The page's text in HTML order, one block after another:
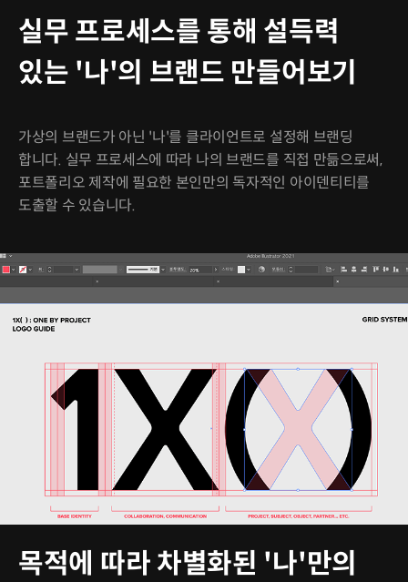
실무 프로세스를 통해 설득력
있는 '나'의 브랜드 만들어보기
가상의 브랜드가 아닌 '나'를 클라이언트로 설정해 브랜딩
합니다. 실무 프로세스에 따라 나의 브랜드를 직접 만듦으로써,
포트폴리오 제작에 필요한 본인만의 독자적인 아이덴티티를
도출할 수 있습니다.
목적에 따라 차별화된 '나'만의